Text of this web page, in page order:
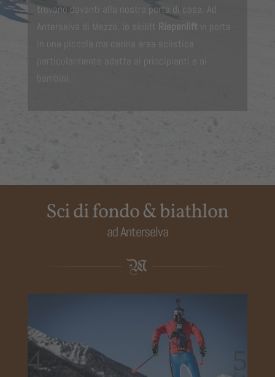
trovano davanti alla nostra porta di casa. Ad
Anterselva di Mezzo, lo skilift Riepenlift vi porta
in una piccola ma carina area sciistica
particolarmente adatta ai principianti e ai
bambini.
Sci di fondo & biathlon
ad Anterselva